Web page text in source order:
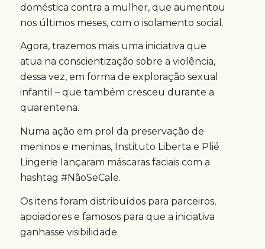
doméstica contra a mulher, que aumentou
nos últimos meses, com o isolamento social.
Agora, trazemos mais uma iniciativa que
atua na conscientização sobre a violência,
dessa vez, em forma de exploração sexual
infantil – que também cresceu durante a
quarentena.
Numa ação em prol da preservação de
meninos e meninas, Instituto Liberta e Plié
Lingerie lançaram máscaras faciais com a
hashtag #NãoSeCale.
Os itens foram distribuídos para parceiros,
apoiadores e famosos para que a iniciativa
ganhasse visibilidade.